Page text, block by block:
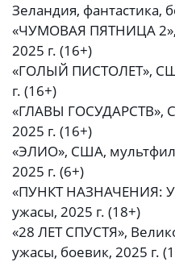
Зеландия, фантастика,
«ЧУМОВАЯ ПЯТНИЦА
2025 г. (16+)
«ГОЛЫЙ ПИСТОЛЕТ»,
г. (16+)
«ГЛАВЫ ГОСУДАРСТВ»,
2025 г. (16+)
«ЭЛИО», США,
2025 г. (6+)
«ПУНКТ НАЗНАЧЕНИЯ:
ужасы, 2025 г. (18+)
«28 ЛЕТ СПУСТЯ»,
ужасы, боевик, 2025 г.